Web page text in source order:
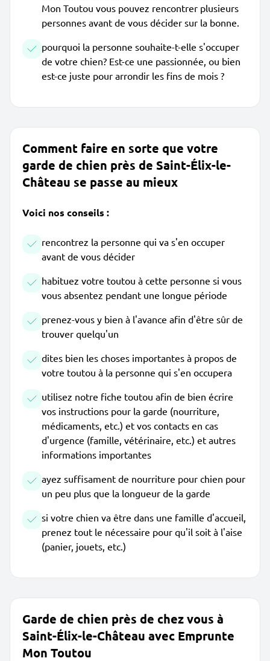
Mon Toutou vous pouvez rencontrer plusieurs
personnes avant de vous décider sur la bonne.
pourquoi la personne souhaite-t-elle s'occuper
de votre chien? Est-ce une passionnée, ou bien
est-ce juste pour arrondir les fins de mois ?
Comment faire en sorte que votre
garde de chien près de Saint-Élix-le-
Château se passe au mieux
Voici nos conseils :
rencontrez la personne qui va s'en occuper
avant de vous décider
habituez votre toutou à cette personne si vous
vous absentez pendant une longue période
prenez-vous y bien à l'avance afin d'être sûr de
trouver quelqu'un
dites bien les choses importantes à propos de
votre toutou à la personne qui s'en occupera
utilisez notre fiche toutou afin de bien écrire
vos instructions pour la garde (nourriture,
médicaments, etc.) et vos contacts en cas
d'urgence (famille, vétérinaire, etc.) et autres
informations importantes
ayez suffisament de nourriture pour chien pour
un peu plus que la longueur de la garde
si votre chien va être dans une famille d'accueil,
prenez tout le nécessaire pour qu'il soit à l'aise
(panier, jouets, etc.)
Garde de chien près de chez vous à
Saint-Élix-le-Château avec Emprunte
Mon Toutou